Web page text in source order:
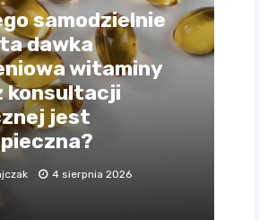
samodzielnie
dawka
witaminy
konsultacji
jest
4 sierpnia 2026